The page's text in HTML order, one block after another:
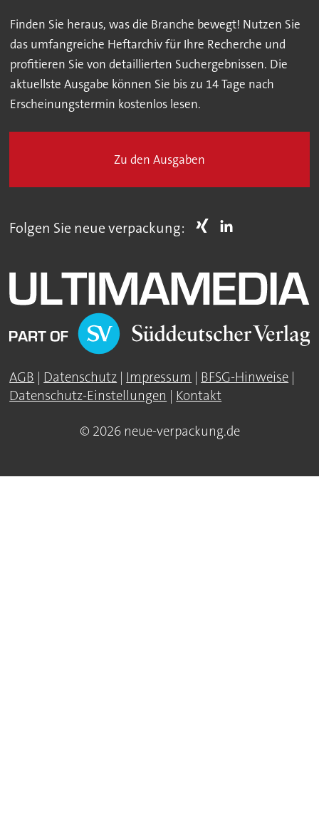
Finden Sie heraus, was die Branche bewegt! Nutzen Sie
das umfangreiche Heftarchiv für Ihre Recherche und
profitieren Sie von detaillierten Suchergebnissen. Die
aktuellste Ausgabe können Sie bis zu 14 Tage nach
Erscheinungstermin kostenlos lesen.
Zu den Ausgaben
Folgen Sie neue verpackung:
AGB | Datenschutz | Impressum | BFSG-Hinweise |
Datenschutz-Einstellungen | Kontakt
© 2026 neue-verpackung.de